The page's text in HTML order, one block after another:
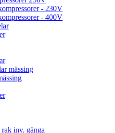
- 230V
- 400V
mässing
inv. gänga